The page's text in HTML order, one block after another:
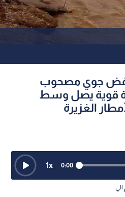
جوي مصحوب
قوية يصل وسط
الغزيرة
0:00
1x